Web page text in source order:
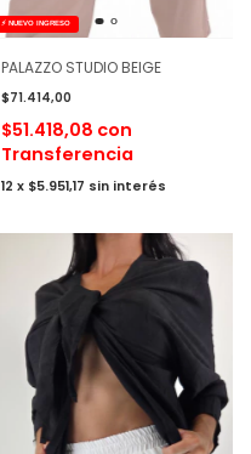
⚡ NUEVO INGRESO
PALAZZO STUDIO BEIGE
$71.414,00
$51.418,08 con
Transferencia
12 x $5.951,17 sin interés